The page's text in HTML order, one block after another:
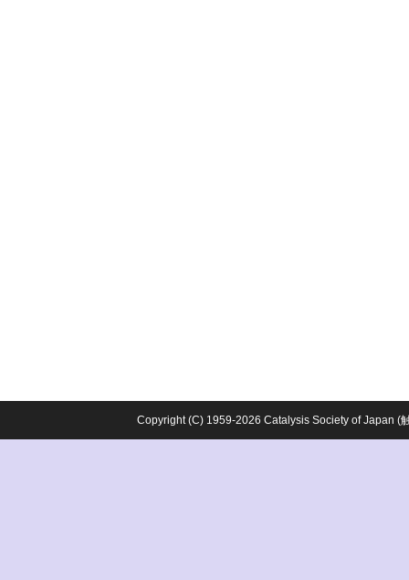
Copyright (C) 1959-2026 Catalysis Society of Japan (